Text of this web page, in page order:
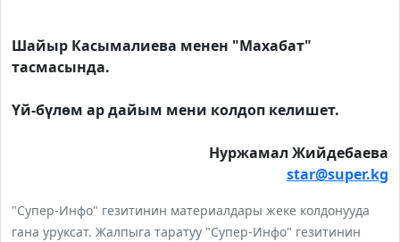
Шайыр Касымалиева менен "Махабат"
тасмасында.
Үй-бүлөм ар дайым мени колдоп келишет.
Нуржамал Жийдебаева
star@super.kg
"Супер-Инфо" гезитинин материалдары жеке колдонууда
гана уруксат. Жалпыга таратуу "Супер-Инфо" гезитинин